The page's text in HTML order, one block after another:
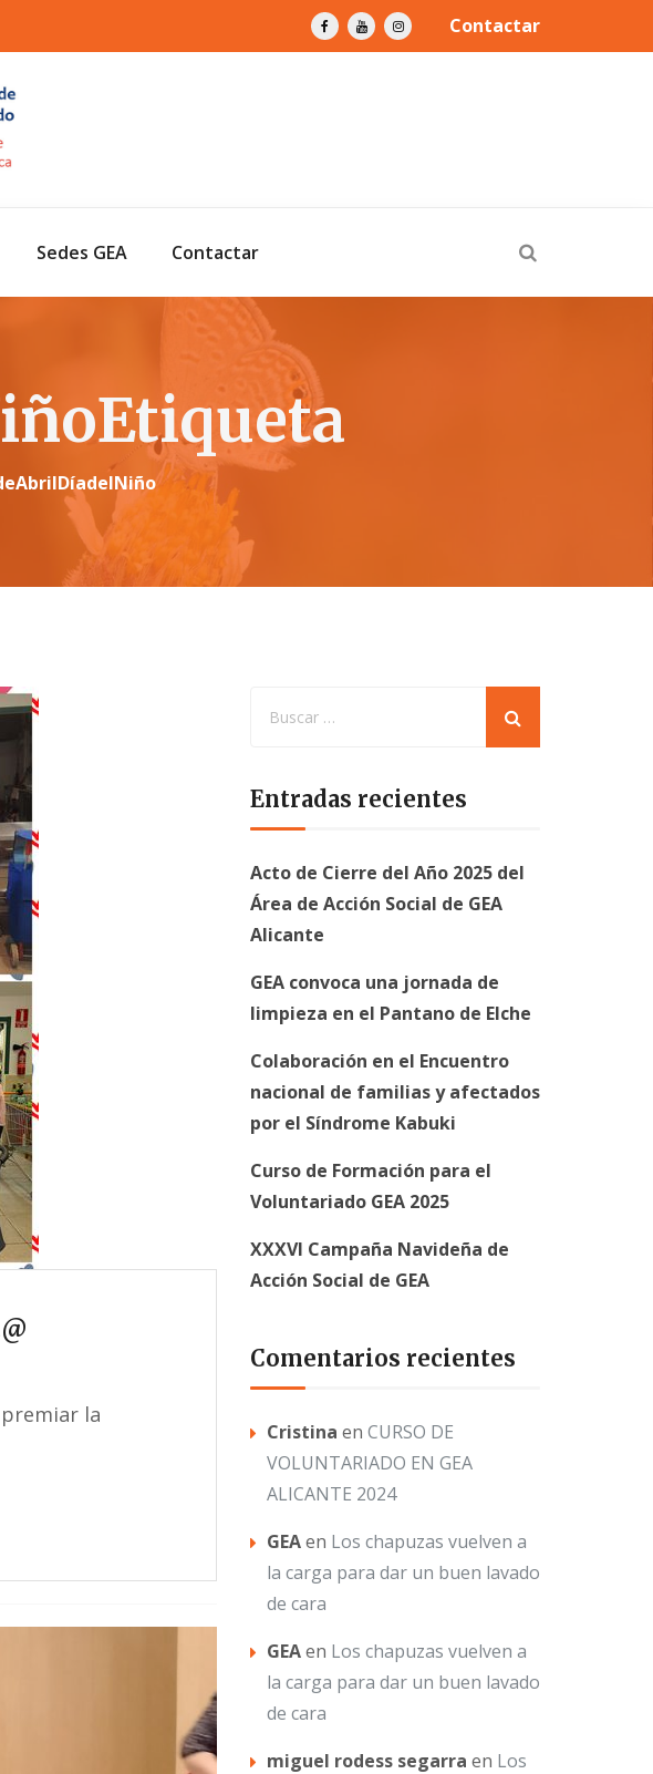
Contactar
Sedes GEA Contactar
la
Entradas recientes
Acto de Cierre del Año 2025 del
Área de Acción Social de GEA
Alicante
GEA convoca una jornada de
limpieza en el Pantano de Elche
Colaboración en el Encuentro
nacional de familias y afectados
por el Síndrome Kabuki
Curso de Formación para el
Voluntariado GEA 2025
XXXVI Campaña Navideña de
Acción Social de GEA
Comentarios recientes
Cristina en CURSO DE
VOLUNTARIADO EN GEA
ALICANTE 2024
GEAen Los chapuzas vuelven a
la carga para dar un buen lavado
de cara
GEAen Los chapuzas vuelven a
la carga para dar un buen lavado
de cara
miguel rodess segarra en Los